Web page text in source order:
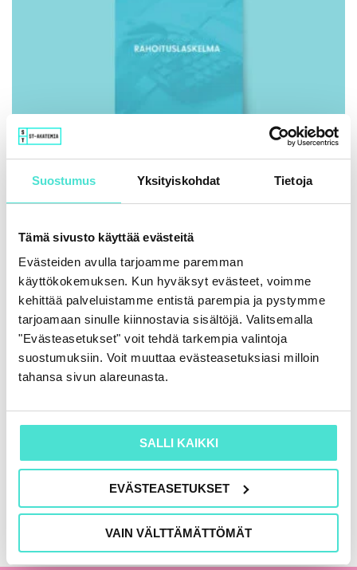
Suostumus Yksityiskohdat Tietoja
Tämä sivusto käyttää evästeitä
Evästeiden avulla tarjoamme paremman
käyttökokemuksen. Kun hyväksyt evästeet, voimme
kehittää palveluistamme entistä parempia ja pystymme
tarjoamaan sinulle kiinnostavia sisältöjä. Valitsemalla
"Evästeasetukset" voit tehdä tarkempia valintoja
suostumuksiin. Voit muuttaa evästeasetuksiasi milloin
tahansa sivun alareunasta.
SALLI KAIKKI
EVÄSTEASETUKSET
VAIN VÄLTTÄMÄTTÖMÄT
86,00€ (+ alv)
LISÄÄ OSTOSKORIIN
KAIKKI KIRJAT